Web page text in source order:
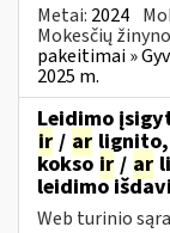
Metai: 2024
Mokesčių
pakeitimai »
2025 m.
Leidimo
ir / ar
kokso ir / ar
leidimo
Web turinio